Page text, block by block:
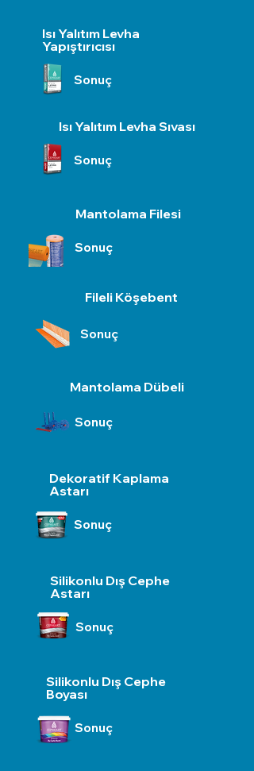
Isı Yalıtım Levha
Yapıştırıcısı
Sonuç
Isı Yalıtım Levha Sıvası
Sonuç
Mantolama Filesi
Sonuç
Fileli Köşebent
Sonuç
Mantolama Dübeli
Sonuç
Dekoratif Kaplama
Astarı
Sonuç
Silikonlu Dış Cephe
Astarı
Sonuç
Silikonlu Dış Cephe
Boyası
Sonuç